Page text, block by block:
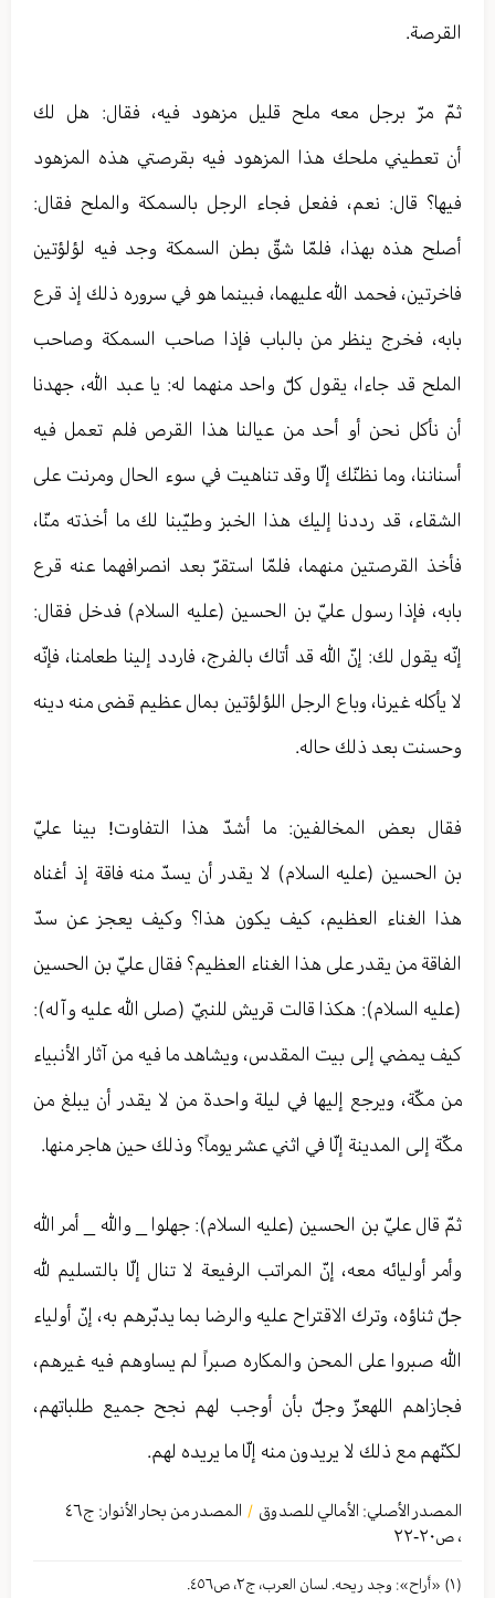
القرصة.
ثمّ مرّ برجل معه ملح قليل مزهود فيه، فقال: هل لك
أن تعطيني ملحك هذا المزهود فيه بقرصتي هذه المزهود
فيها؟ قال: نعم، ففعل فجاء الرجل بالسمكة والملح فقال:
أصلح هذه بهذا، فلمّا شقّ بطن السمكة وجد فيه لؤلؤتين
فاخرتين، فحمد الله عليهما، فبينما هو في سروره ذلك إذ قرع
بابه، فخرج ينظر من بالباب فإذا صاحب السمكة وصاحب
الملح قد جاءا، يقول كلّ واحد منهما له: يا عبد الله، جهدنا
أن نأكل نحن أو أحد من عيالنا هذا القرص فلم تعمل فيه
أسناننا، وما نظنّك إلّا وقد تناهيت في سوء الحال ومرنت على
الشقاء، قد رددنا إليك هذا الخبز وطيّبنا لك ما أخذته منّا،
فأخذ القرصتين منهما، فلمّا استقرّ بعد انصرافهما عنه قرع
بابه، فإذا رسول عليّ بن الحسين (عليه السلام) فدخل فقال:
إنّه يقول لك: إنّ الله قد أتاك بالفرج، فاردد إلينا طعامنا، فإنّه
لا يأكله غيرنا، وباع الرجل اللؤلؤتين بمال عظيم قضى منه دينه
وحسنت بعد ذلك حاله.
فقال بعض المخالفين: ما أشدّ هذا التفاوت! بينا عليّ
بن الحسين (عليه السلام) لا يقدر أن يسدّ منه فاقة إذ أغناه
هذا الغناء العظيم، كيف يكون هذا؟ وكيف يعجز عن سدّ
الفاقة من يقدر على هذا الغناء العظيم؟ فقال عليّ بن الحسين
(عليه السلام): هكذا قالت قريش للنبيّ (صلى الله عليه وآله):
كيف يمضي إلى بيت المقدس، ويشاهد ما فيه من آثار الأنبياء
من مكّة، ويرجع إليها في ليلة واحدة من لا يقدر أن يبلغ من
مكّة إلى المدينة إلّا في اثني عشر يوماً؟ وذلك حين هاجر منها.
ثمّ قال عليّ بن الحسين (عليه السلام): جهلوا _ والله _ أمر الله
وأمر أوليائه معه، إنّ المراتب الرفيعة لا تنال إلّا بالتسليم لله
جلّ ثناؤه، وترك الاقتراح عليه والرضا بما يدبّرهم به، إنّ أولياء
الله صبروا على المحن والمكاره صبراً لم يساوهم فيه غيرهم،
فجازاهم اللهعزّ وجلّ بأن أوجب لهم نجح جميع طلباتهم،
لكنّهم مع ذلك لا يريدون منه إلّا ما يريده لهم.
المصدر الأصلي: الأمالي للصدوق / المصدر من بحار الأنوار: ج٤٦
، ص٢۰-٢٢
(١) «أَراح»: وجد ريحه. لسان العرب، ج٢، ص٤٥٦.